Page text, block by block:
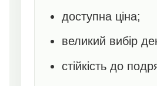
доступна ціна;
великий вибір
стійкість до